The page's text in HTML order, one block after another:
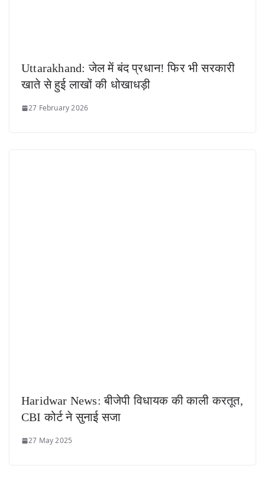
Uttarakhand: जेल में बंद प्रधान! फिर भी सरकारी
खाते से हुई लाखों की धोखाधड़ी
27 February 2026
Haridwar News: बीजेपी विधायक की काली करतूत,
CBI कोर्ट ने सुनाई सजा
27 May 2025